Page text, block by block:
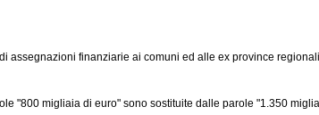
assegnazioni finanziarie ai comuni ed alle ex province
"800 migliaia di euro" sono sostituite dalle parole "1.350